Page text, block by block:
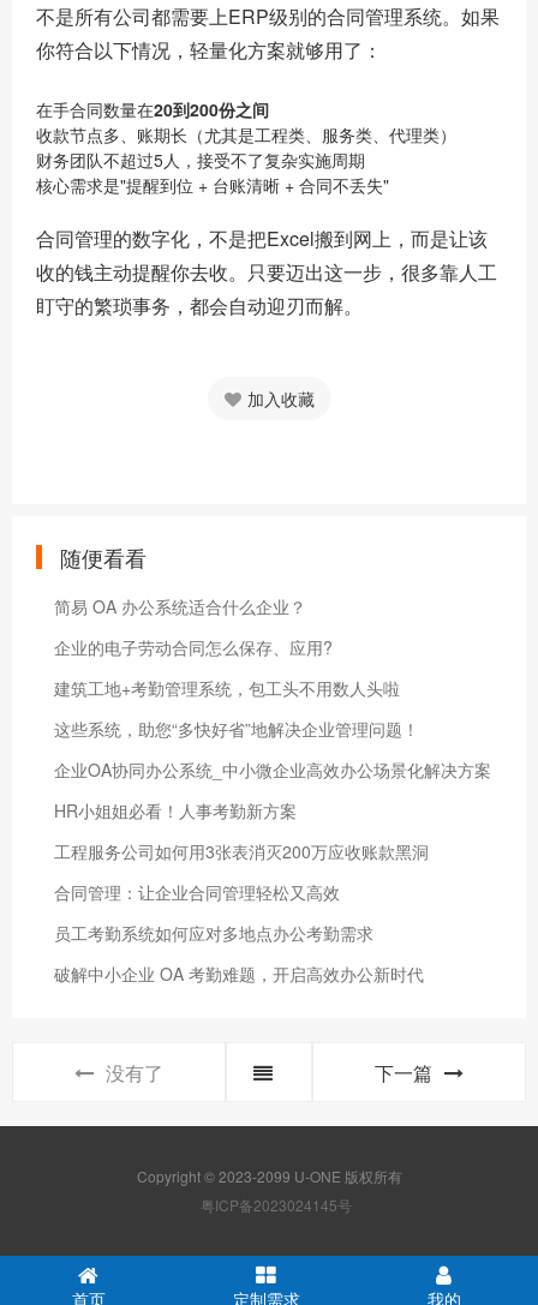
不是所有公司都需要上ERP级别的合同管理系统。如果
你符合以下情况，轻量化方案就够用了：
在手合同数量在20到200份之间
收款节点多、账期长（尤其是工程类、服务类、代理类）
财务团队不超过5人，接受不了复杂实施周期
核心需求是"提醒到位 + 台账清晰 + 合同不丢失"
合同管理的数字化，不是把Excel搬到网上，而是让该
收的钱主动提醒你去收。只要迈出这一步，很多靠人工
盯守的繁琐事务，都会自动迎刃而解。
加入收藏
随便看看
简易 OA 办公系统适合什么企业？
企业的电子劳动合同怎么保存、应用?
建筑工地+考勤管理系统，包工头不用数人头啦
这些系统，助您“多快好省”地解决企业管理问题！
企业OA协同办公系统_中小微企业高效办公场景化解决方案
HR小姐姐必看！人事考勤新方案
工程服务公司如何用3张表消灭200万应收账款黑洞
合同管理：让企业合同管理轻松又高效
员工考勤系统如何应对多地点办公考勤需求
破解中小企业 OA 考勤难题，开启高效办公新时代
没有了 下一篇
Copyright © 2023-2099 U-ONE 版权所有
粤ICP备2023024145号
首页 定制需求 我的